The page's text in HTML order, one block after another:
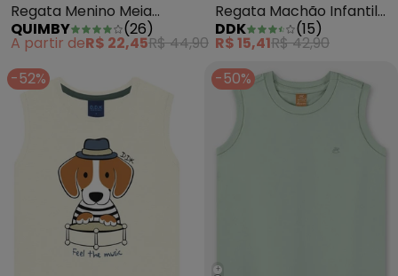
Regata Menino Meia
Malha Cinza
QUIMBY (26)
A partir deR$ 22,45R$ 44,90
Regata Machão Infantil
Menino Verde
DDK (15)
R$ 15,41R$ 42,90
-52%
-50%
+